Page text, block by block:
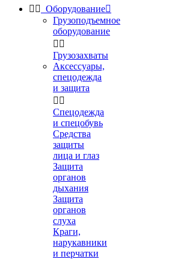
  Оборудование
Грузоподъемное
оборудование
 
Грузозахваты
Аксессуары,
спецодежда
и защита
 
Спецодежда
и спецобувь
Средства
защиты
лица и глаз
Защита
органов
дыхания
Защита
органов
слуха
Краги,
нарукавники
и перчатки